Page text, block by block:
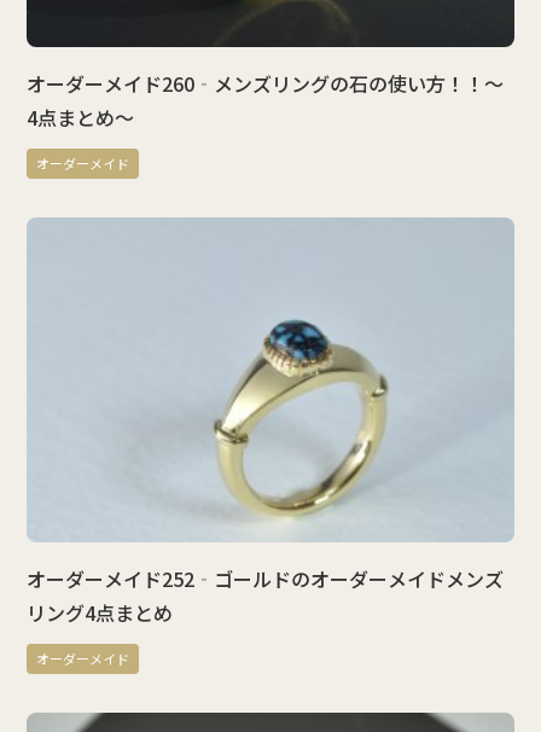
オーダーメイド260‐メンズリングの石の使い方！！～
4点まとめ～
オーダーメイド
オーダーメイド252‐ゴールドのオーダーメイドメンズ
リング4点まとめ
オーダーメイド